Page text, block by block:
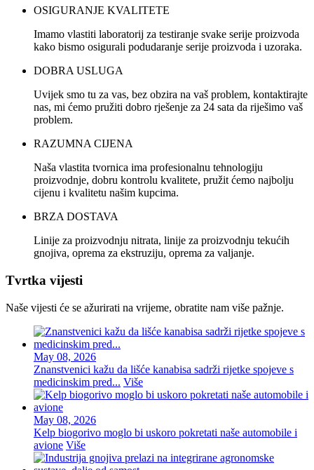
OSIGURANJE KVALITETE
Imamo vlastiti laboratorij za testiranje svake serije proizvoda
kako bismo osigurali podudaranje serije proizvoda i uzoraka.
DOBRA USLUGA
Uvijek smo tu za vas, bez obzira na vaš problem, kontaktirajte
nas, mi ćemo pružiti dobro rješenje za 24 sata da riješimo vaš
problem.
RAZUMNA CIJENA
Naša vlastita tvornica ima profesionalnu tehnologiju
proizvodnje, dobru kontrolu kvalitete, pružit ćemo najbolju
cijenu i kvalitetu našim kupcima.
BRZA DOSTAVA
Linije za proizvodnju nitrata, linije za proizvodnju tekućih
gnojiva, oprema za ekstruziju, oprema za valjanje.
Tvrtka vijesti
Naše vijesti će se ažurirati na vrijeme, obratite nam više pažnje.
May 08, 2026
Znanstvenici kažu da lišće kanabisa sadrži rijetke spojeve s
medicinskim pred... Više
May 08, 2026
Kelp biogorivo moglo bi uskoro pokretati naše automobile i
avione Više